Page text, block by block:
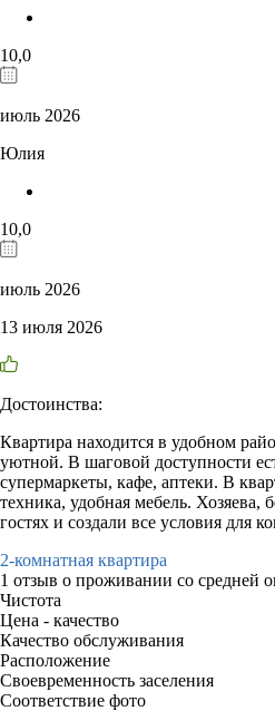
10,0
июль 2026
Юлия
10,0
июль 2026
13 июля 2026
Достоинства:
Квартира находится в удобном
уютной. В шаговой доступности
супермаркеты, кафе, аптеки. В
техника, удобная мебель. Хозяева,
гостях и создали все условия для
2-комнатная квартира
1 отзыв о проживании со средней
Чистота
Цена - качество
Качество обслуживания
Расположение
Своевременность заселения
Соответствие фото